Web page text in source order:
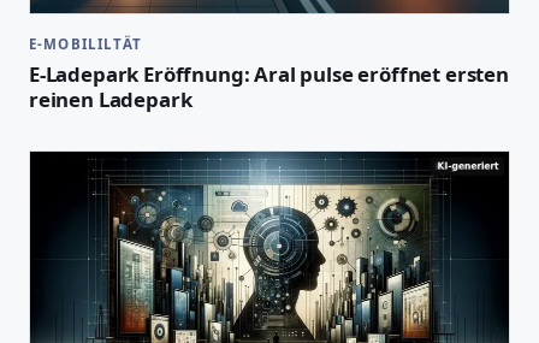
E-MOBILILTÄT
E-Ladepark Eröffnung: Aral pulse eröffnet ersten
reinen Ladepark